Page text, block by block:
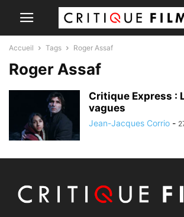
Accueil Tags Roger Assaf
Roger Assaf
Critique Express :
vagues
Jean-Jacques Corrio -